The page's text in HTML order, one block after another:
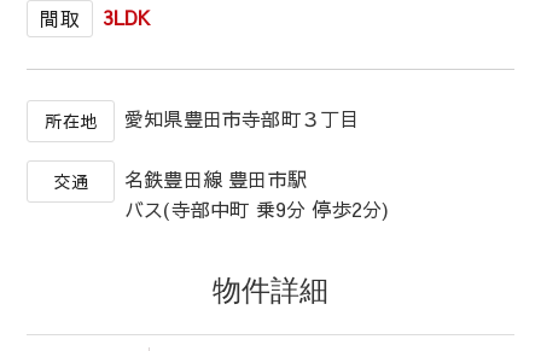
間取 3LDK
所在地 愛知県豊田市寺部町３丁目
交通
名鉄豊田線 豊田市駅
バス(寺部中町 乗9分 停歩2分)
物件詳細